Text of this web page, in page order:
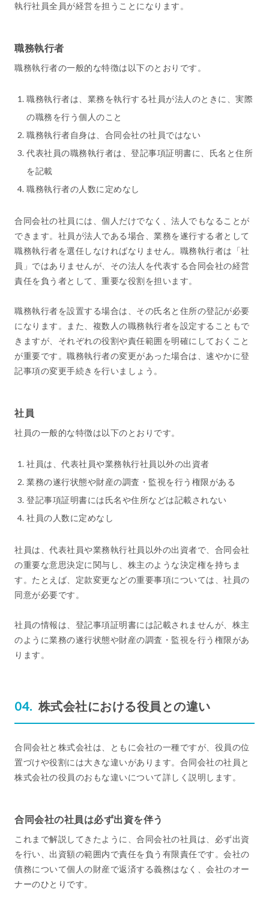
執行社員全員が経営を担うことになります。
職務執行者
職務執行者の一般的な特徴は以下のとおりです。
職務執行者は、業務を執行する社員が法人のときに、実際
の職務を行う個人のこと
職務執行者自身は、合同会社の社員ではない
代表社員の職務執行者は、登記事項証明書に、氏名と住所
を記載
職務執行者の人数に定めなし
合同会社の社員には、個人だけでなく、法人でもなることが
できます。社員が法人である場合、業務を遂行する者として
職務執行者を選任しなければなりません。職務執行者は「社
員」ではありませんが、その法人を代表する合同会社の経営
責任を負う者として、重要な役割を担います。
職務執行者を設置する場合は、その氏名と住所の登記が必要
になります。また、複数人の職務執行者を設定することもで
きますが、それぞれの役割や責任範囲を明確にしておくこと
が重要です。職務執行者の変更があった場合は、速やかに登
記事項の変更手続きを行いましょう。
社員
社員の一般的な特徴は以下のとおりです。
社員は、代表社員や業務執行社員以外の出資者
業務の遂行状態や財産の調査・監視を行う権限がある
登記事項証明書には氏名や住所などは記載されない
社員の人数に定めなし
社員は、代表社員や業務執行社員以外の出資者で、合同会社
の重要な意思決定に関与し、株主のような決定権を持ちま
す。たとえば、定款変更などの重要事項については、社員の
同意が必要です。
社員の情報は、登記事項証明書には記載されませんが、株主
のように業務の遂行状態や財産の調査・監視を行う権限があ
ります。
株式会社における役員との違い
合同会社と株式会社は、ともに会社の一種ですが、役員の位
置づけや役割には大きな違いがあります。合同会社の社員と
株式会社の役員のおもな違いについて詳しく説明します。
合同会社の社員は必ず出資を伴う
これまで解説してきたように、合同会社の社員は、必ず出資
を行い、出資額の範囲内で責任を負う有限責任です。会社の
債務について個人の財産で返済する義務はなく、会社のオー
ナーのひとりです。